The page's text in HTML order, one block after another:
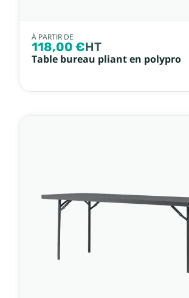
À PARTIR DE
118,00 €HT
Table bureau pliant en polypro